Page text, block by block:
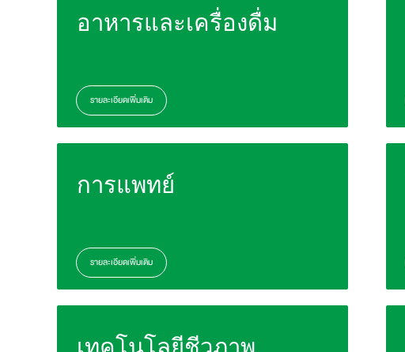
อาหารและเครื่องดื่ม
รายละเอียดเพิ่มเติม
การแพทย์
รายละเอียดเพิ่มเติม